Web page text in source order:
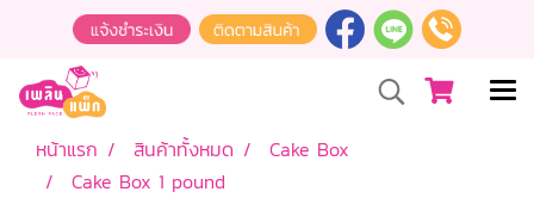
หน้าแรก สินค้าทั้งหมด
Cake Box
Cake Box 1 pound